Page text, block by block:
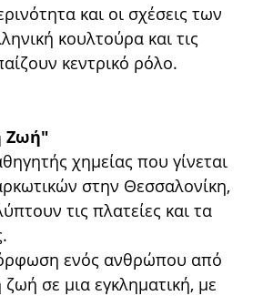
και οι σχέσεις των
κουλτούρα και τις
κεντρικό ρόλο.
Ζωή"
χημείας που γίνεται
στην Θεσσαλονίκη,
τις πλατείες και τα
ενός ανθρώπου από
ζωή σε μια εγκληματική, με